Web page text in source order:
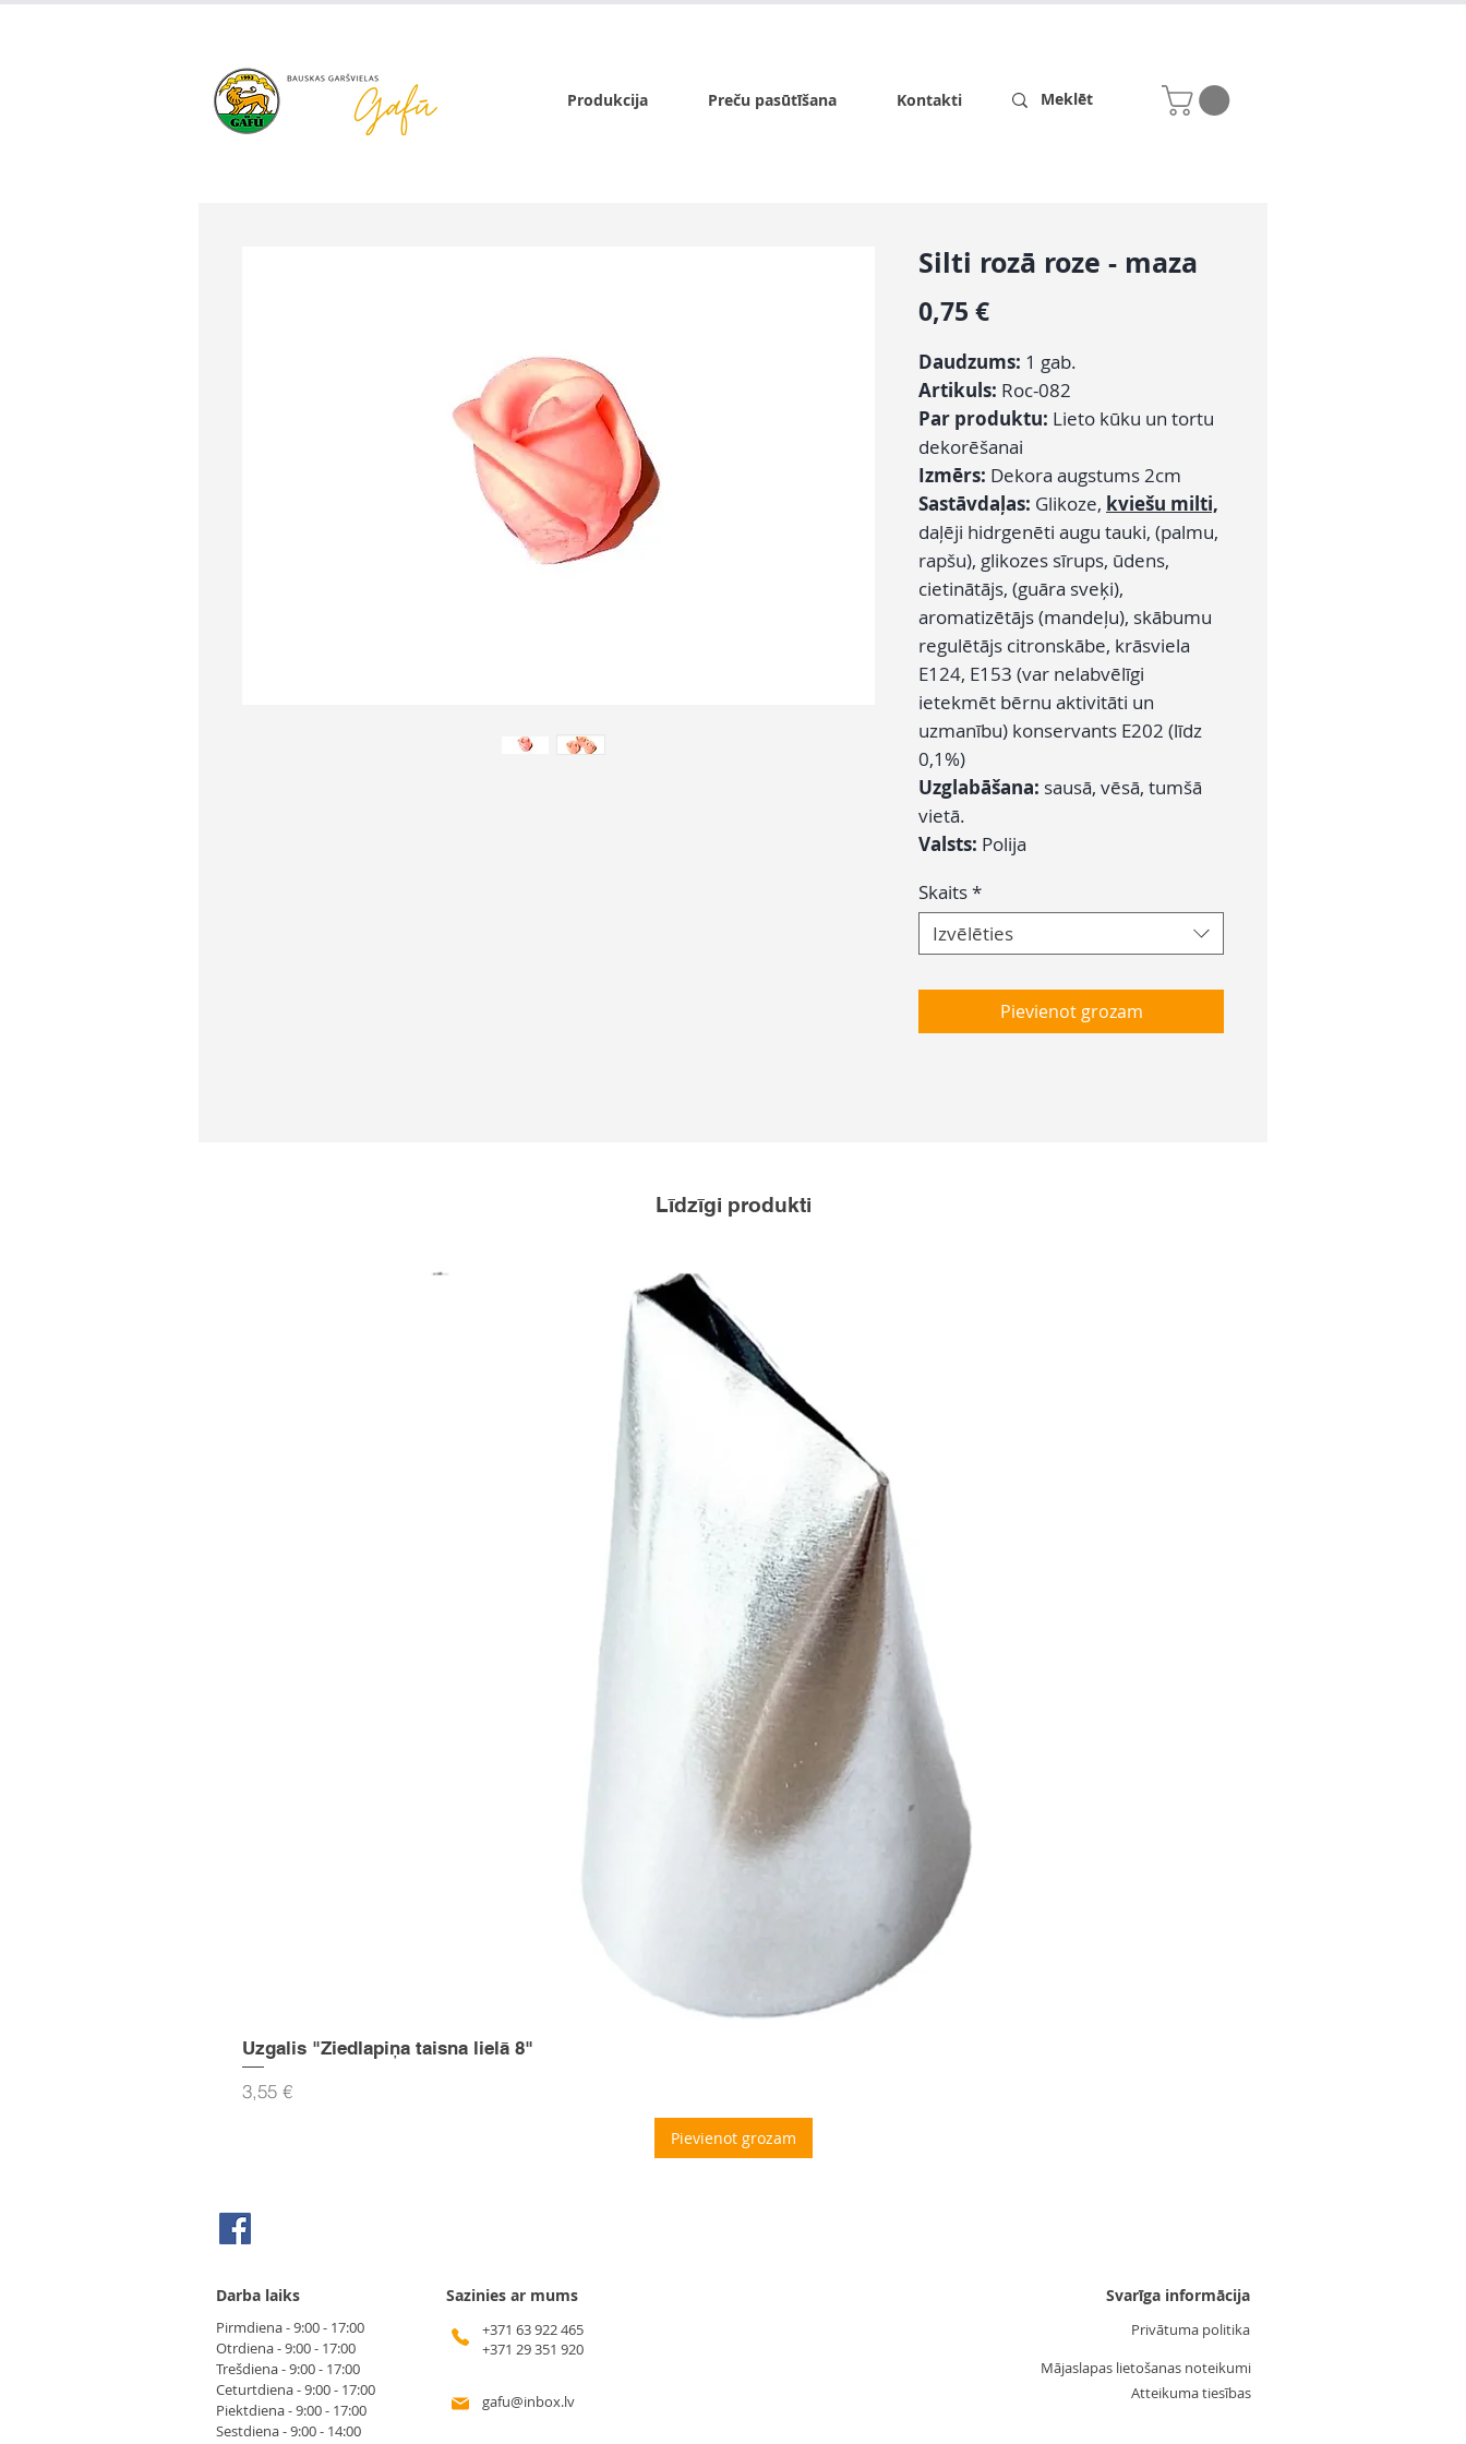
Produkcija Preču pasūtīšana Kontakti
Silti rozā roze - maza
0,75 €Cena
Daudzums: 1 gab.
Artikuls: Roc-082
Par produktu: Lieto kūku un tortu
dekorēšanai
Izmērs: Dekora augstums 2cm
Sastāvdaļas: Glikoze, kviešu milti,
daļēji hidrgenēti augu tauki, (palmu,
rapšu), glikozes sīrups, ūdens,
cietinātājs, (guāra sveķi),
aromatizētājs (mandeļu), skābumu
regulētājs citronskābe, krāsviela
E124, E153 (var nelabvēlīgi
ietekmēt bērnu aktivitāti un
uzmanību) konservants E202 (līdz
0,1%)
Uzglabāšana: sausā, vēsā, tumšā
vietā.
Valsts: Polija
Skaits*
Izvēlēties
Pievienot grozam
Līdzīgi produkti
Uzgalis "Ziedlapiņa taisna lielā 8"
Cena
3,55 €
Pievienot grozam
Darba laiks
Pirmdiena - 9:00 - 17:00
Otrdiena - 9:00 - 17:00
Trešdiena - 9:00 - 17:00
Ceturtdiena - 9:00 - 17:00
Piektdiena - 9:00 - 17:00
Sestdiena - 9:00 - 14:00
Sazinies ar mums
+371 63 922 465
+371 29 351 920
gafu@inbox.lv
Svarīga informācija
Privātuma politika
Mājaslapas lietošanas noteikumi
Atteikuma tiesības